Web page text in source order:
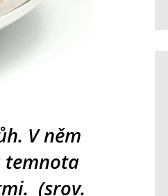
V něm
temnota
(srov.